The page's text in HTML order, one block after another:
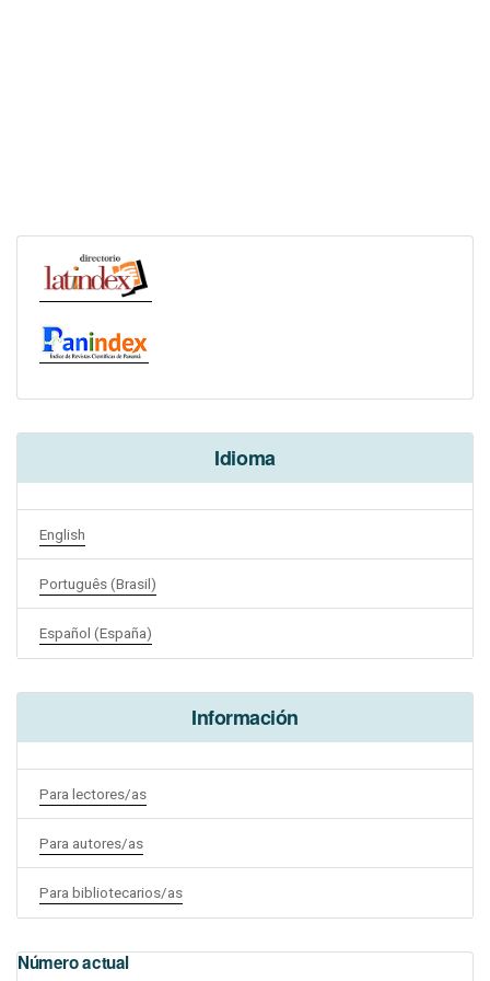
Idioma
English
Português (Brasil)
Español (España)
Información
Para lectores/as
Para autores/as
Para bibliotecarios/as
Número actual